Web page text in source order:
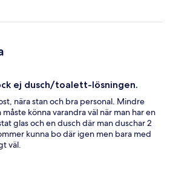
ej dusch/toalett-lösningen.
nära stan och bra personal. Mindre
könna varandra väl när man har en
glas och en dusch där man duschar 2
kunna bo där igen men bara med
väl.